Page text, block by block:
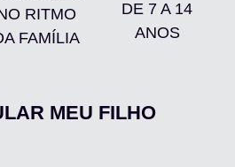
RITMO
FAMÍLIA
DE 7 A 14
ANOS
MEU FILHO